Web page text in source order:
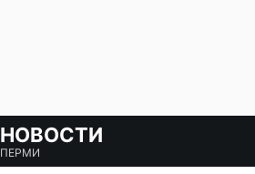
НОВОСТИ
ПЕРМИ